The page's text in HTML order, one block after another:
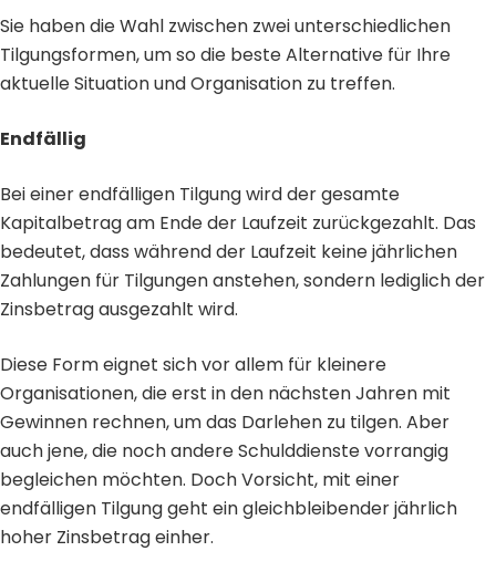
Sie haben die Wahl zwischen zwei unterschiedlichen
Tilgungsformen, um so die beste Alternative für Ihre
aktuelle Situation und Organisation zu treffen.
Endfällig
Bei einer endfälligen Tilgung wird der gesamte
Kapitalbetrag am Ende der Laufzeit zurückgezahlt. Das
bedeutet, dass während der Laufzeit keine jährlichen
Zahlungen für Tilgungen anstehen, sondern lediglich der
Zinsbetrag ausgezahlt wird.
Diese Form eignet sich vor allem für kleinere
Organisationen, die erst in den nächsten Jahren mit
Gewinnen rechnen, um das Darlehen zu tilgen. Aber
auch jene, die noch andere Schulddienste vorrangig
begleichen möchten. Doch Vorsicht, mit einer
endfälligen Tilgung geht ein gleichbleibender jährlich
hoher Zinsbetrag einher.